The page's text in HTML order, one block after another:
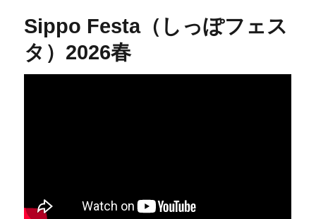
Sippo Festa（しっぽフェス
タ）2026春